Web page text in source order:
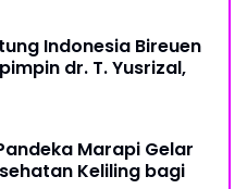
Indonesia Bireuen
dr. T. Yusrizal,
Marapi Gelar
Keliling bagi